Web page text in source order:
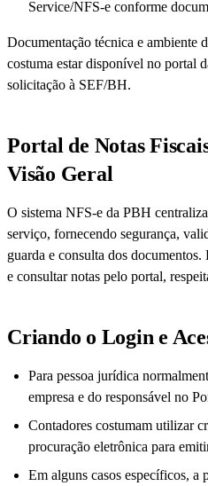
Service/NFS-e conforme
Documentação técnica e ambiente
costuma estar disponível no portal
solicitação à SEF/BH.
Portal de Notas
Visão Geral
O sistema NFS-e da PBH
serviço, fornecendo segurança,
guarda e consulta dos
e consultar notas pelo portal,
Criando o Login e
Para pessoa jurídica
empresa e do responsável no
Contadores costumam utilizar
procuração eletrônica para
Em alguns casos específicos,